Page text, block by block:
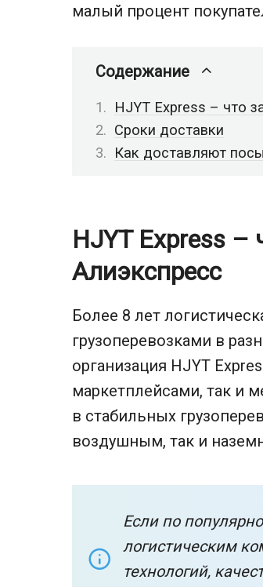
малый процент
Содержание
HJYT Express – что
Сроки доставки
Как доставляют
HJYT Express –
Алиэкспресс
Более 8 лет
грузоперевозками в
организация HJYT
маркетплейсами, так
в стабильных
воздушным, так и
Если по
логистическим
технологий,